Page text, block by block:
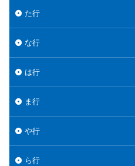
た行
な行
は行
ま行
や行
ら行